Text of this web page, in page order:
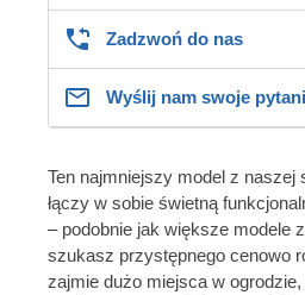
Zadzwoń do nas
Wyślij nam swoje
Ten najmniejszy model z naszej
łączy w sobie świetną
– podobnie jak większe modele
szukasz przystępnego cenowo
zajmie dużo miejsca w